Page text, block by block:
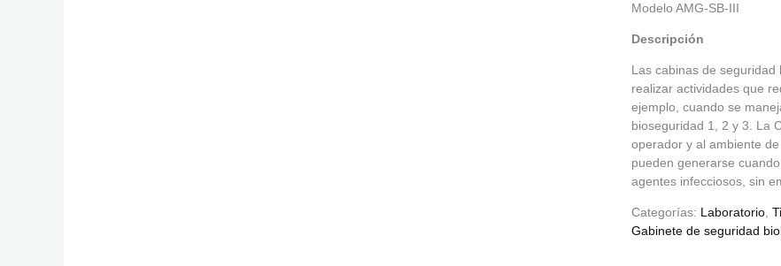
Modelo AMG-SB-III
Descripción
Las cabinas de
realizar actividades que
ejemplo, cuando se
bioseguridad 1, 2 y 3. La
operador y al ambiente
pueden generarse
agentes infecciosos, sin
Categorías: Laboratorio,
Gabinete de seguridad